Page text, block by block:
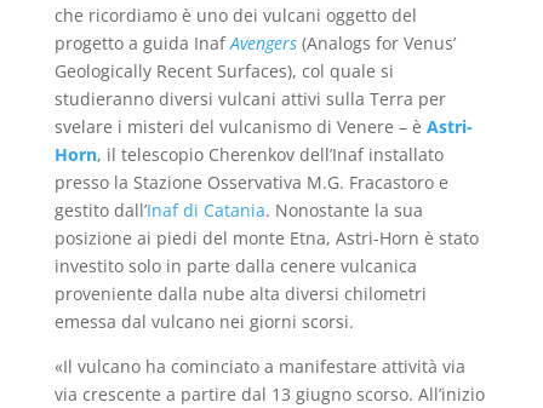
che ricordiamo è uno dei vulcani oggetto del
progetto a guida InafAvengers(Analogs for Venus’
Geologically Recent Surfaces), col quale si
studieranno diversi vulcani attivi sulla Terra per
svelare i misteri del vulcanismo di Venere – è Astri-
Horn, il telescopio Cherenkov dell’Inaf installato
presso la Stazione Osservativa M.G. Fracastoro e
gestito dall’Inaf di Catania. Nonostante la sua
posizione ai piedi del monte Etna, Astri-Horn è stato
investito solo in parte dalla cenere vulcanica
proveniente dalla nube alta diversi chilometri
emessa dal vulcano nei giorni scorsi.
«Il vulcano ha cominciato a manifestare attività via
via crescente a partire dal 13 giugno scorso. All’inizio